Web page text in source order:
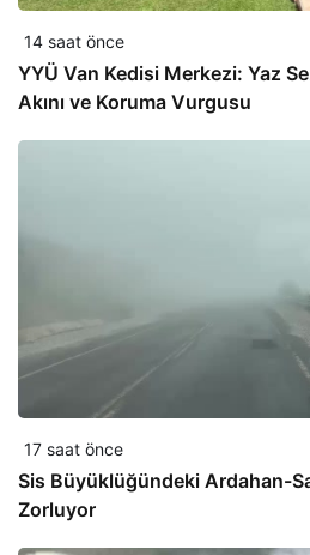
14 saat önce
YYÜ Van Kedisi Merkezi: Yaz
Akını ve Koruma Vurgusu
17 saat önce
Sis Büyüklüğündeki Ardahan-
Zorluyor